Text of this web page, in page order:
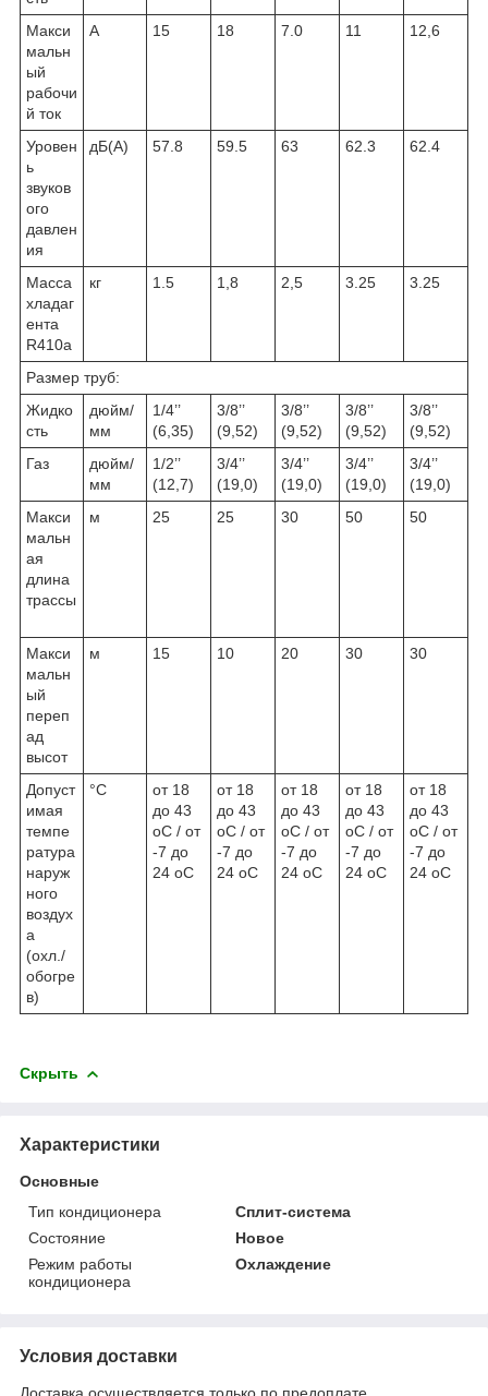
Макси
мальн
ый
рабочи
й ток
А 15 18 7.0 11 12,6
Уровен
ь
звуков
ого
давлен
ия
дБ(А) 57.8 59.5 63 62.3 62.4
Масса
хладаг
ента
R410a
кг 1.5 1,8 2,5 3.25 3.25
Размер труб:
Жидко
сть
дюйм/
мм
1/4’’
(6,35)
3/8’’
(9,52)
3/8’’
(9,52)
3/8’’
(9,52)
3/8’’
(9,52)
Газ
дюйм/
мм
1/2’’
(12,7)
3/4’’
(19,0)
3/4’’
(19,0)
3/4’’
(19,0)
3/4’’
(19,0)
Макси
мальн
ая
длина
трассы
м 25 25 30 50 50
Макси
мальн
ый
переп
ад
высот
м 15 10 20 30 30
Допуст
имая
темпе
ратура
наруж
ного
воздух
а
(охл./
обогре
в)
°С
от 18
до 43
оС / от
-7 до
24 оС
от 18
до 43
оС / от
-7 до
24 оС
от 18
до 43
оС / от
-7 до
24 оС
от 18
до 43
оС / от
-7 до
24 оС
от 18
до 43
оС / от
-7 до
24 оС
Скрыть
Характеристики
Основные
Тип кондиционера
Сплит-система
Состояние
Новое
Режим работы
кондиционера
Охлаждение
Условия доставки
Доставка осуществляется только по предоплате.